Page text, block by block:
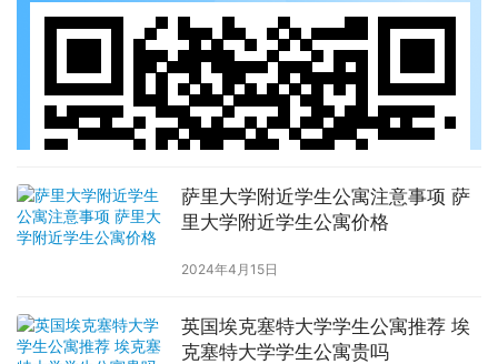
萨里大学附近学生公寓注意事项 萨
里大学附近学生公寓价格
2024年4月15日
英国埃克塞特大学学生公寓推荐 埃
克塞特大学学生公寓贵吗